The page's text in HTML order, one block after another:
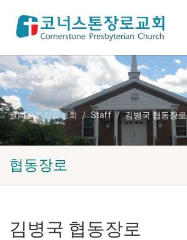
코너스톤장로교회 Staff 김병국 협동장로
협동장로
김병국 협동장로